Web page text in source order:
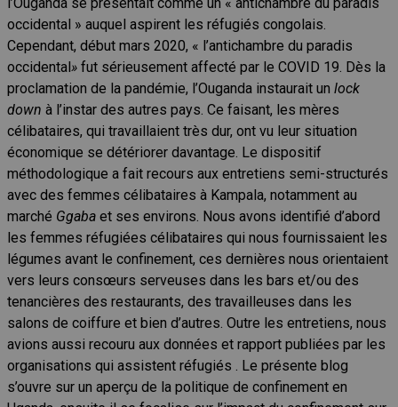
occidental » auquel aspirent les réfugiés congolais.
Cependant, début mars 2020, « l’antichambre du paradis
occidental» fut sérieusement affecté par le COVID 19. Dès la
proclamation de la pandémie, l’Ouganda instaurait un lock
down à l’instar des autres pays. Ce faisant, les mères
célibataires, qui travaillaient très dur, ont vu leur situation
économique se détériorer davantage. Le dispositif
méthodologique a fait recours aux entretiens semi-structurés
avec des femmes célibataires à Kampala, notamment au
marché Ggaba et ses environs. Nous avons identifié d’abord
les femmes réfugiées célibataires qui nous fournissaient les
légumes avant le confinement, ces dernières nous orientaient
vers leurs consœurs serveuses dans les bars et/ou des
tenancières des restaurants, des travailleuses dans les
salons de coiffure et bien d’autres. Outre les entretiens, nous
avions aussi recouru aux données et rapport publiées par les
organisations qui assistent réfugiés . Le présente blog
s’ouvre sur un aperçu de la politique de confinement en